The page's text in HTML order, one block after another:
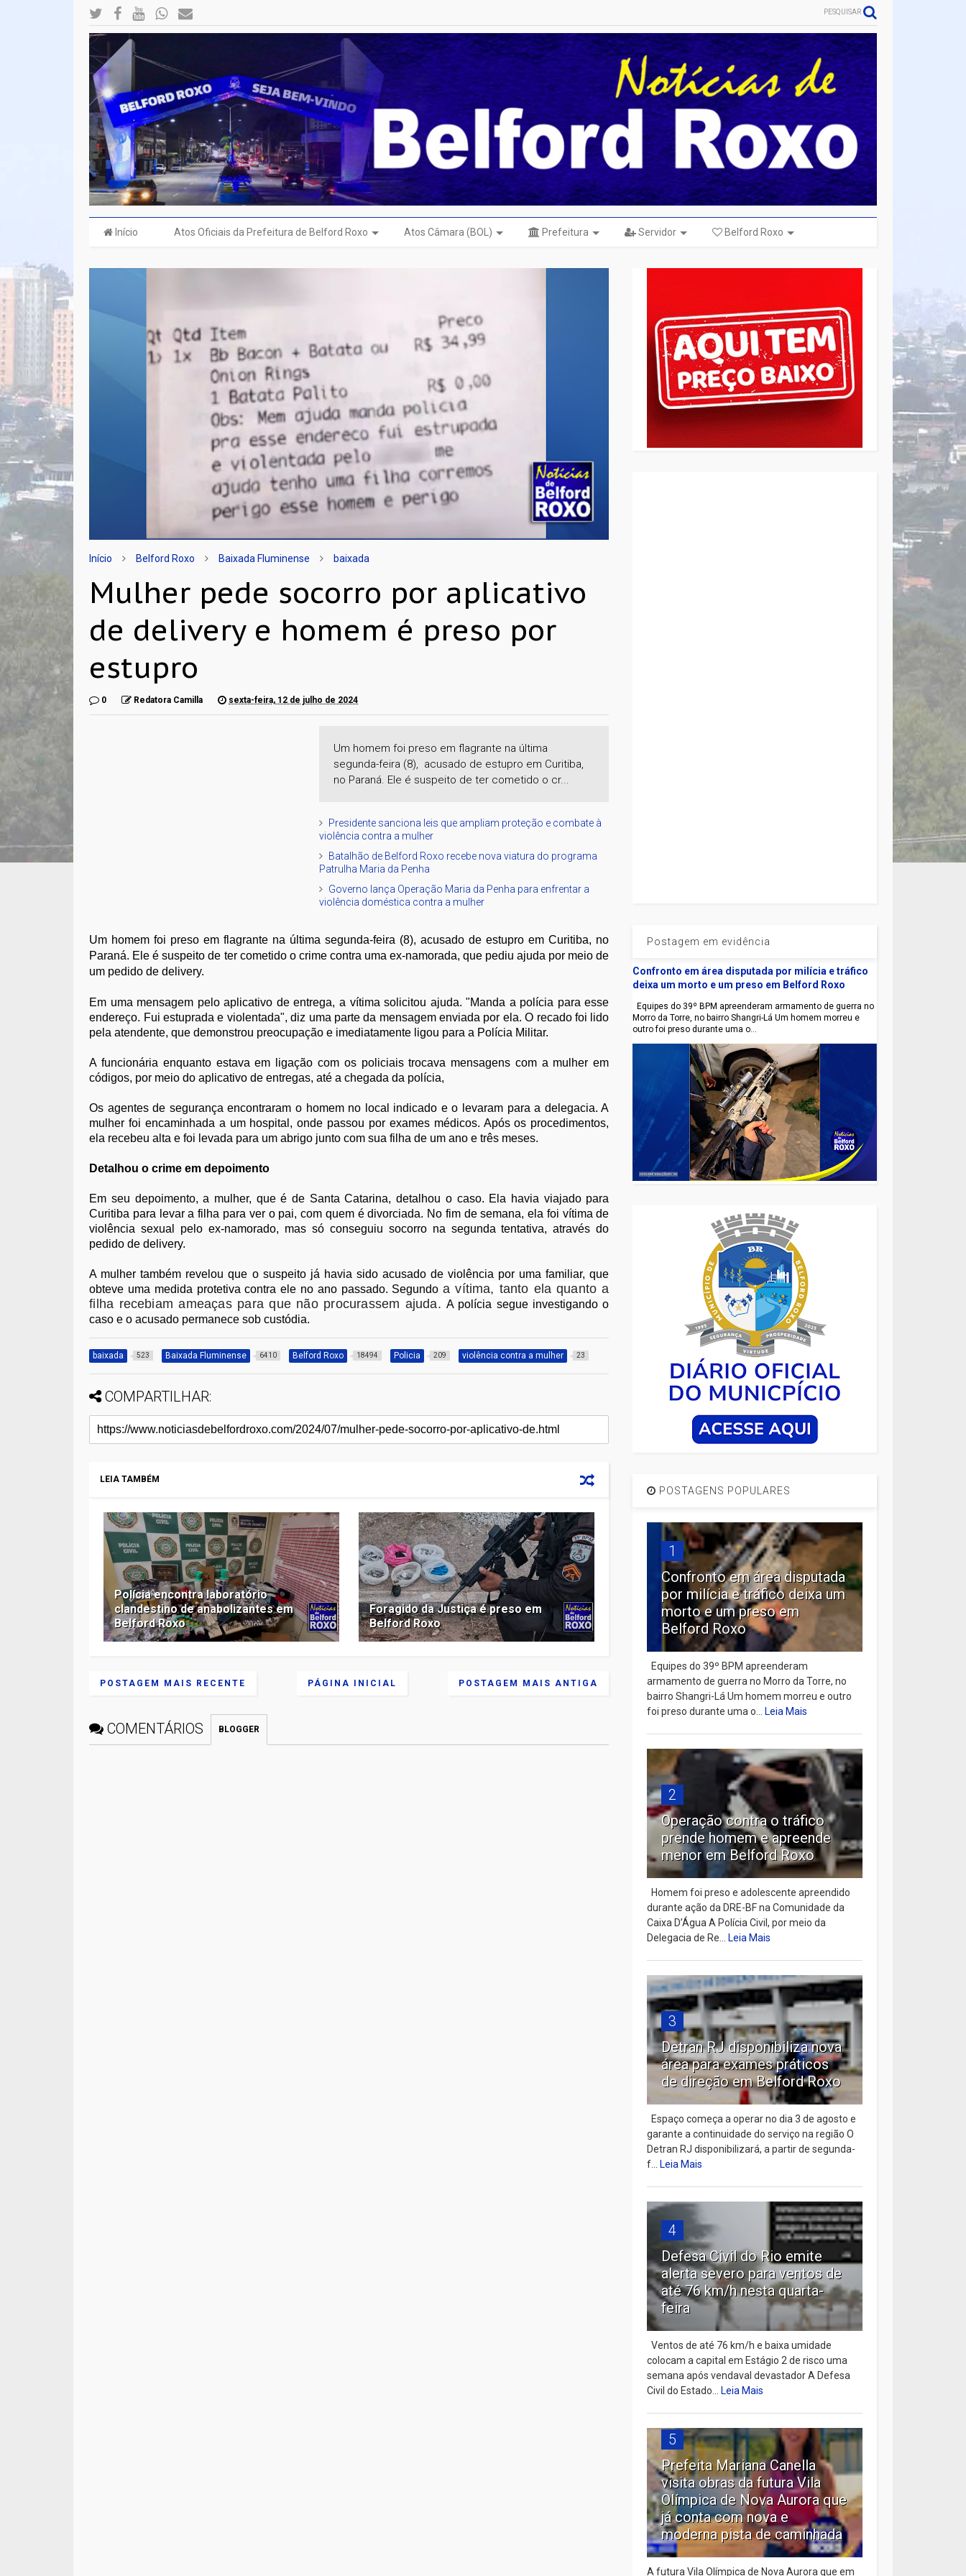
PESQUISAR
Início Atos Oficiais da Prefeitura de Belford Roxo Atos Câmara (BOL) Prefeitura Servidor Belford Roxo
Início Belford Roxo Baixada Fluminense baixada
Mulher pede socorro por aplicativo
de delivery e homem é preso por
estupro
0 Redatora Camilla sexta-feira, 12 de julho de 2024
Um homem foi preso em flagrante na última
segunda-feira (8), acusado de estupro em Curitiba,
no Paraná. Ele é suspeito de ter cometido o cr...
Presidente sanciona leis que ampliam proteção e combate à
violência contra a mulher
Batalhão de Belford Roxo recebe nova viatura do programa
Patrulha Maria da Penha
Governo lança Operação Maria da Penha para enfrentar a
violência doméstica contra a mulher
Um homem foi preso em flagrante na última segunda-feira (8),acusado de estupro em Curitiba, no
Paraná. Ele é suspeito de ter cometido o crime contra uma ex-namorada, que pediu ajuda por meio de
um pedido de delivery.
Em uma mensagem pelo aplicativo de entrega, a vítima solicitou ajuda. "Manda a polícia para esse
endereço. Fui estuprada e violentada", diz uma parte da mensagem enviada por ela. O recado foi lido
pela atendente, que demonstrou preocupação e imediatamente ligou para a Polícia Militar.
A funcionária enquanto estava em ligação com os policiais trocava mensagens com a mulher em
códigos, por meio do aplicativo de entregas, até a chegada da polícia,
Os agentes de segurança encontraram o homem no local indicado e o levaram para a delegacia. A
mulher foi encaminhada a um hospital, onde passou por exames médicos. Após os procedimentos,
ela recebeu alta e foi levada para um abrigo junto com sua filha de um ano e três meses.
Detalhou o crime em depoimento
Em seu depoimento, a mulher, que é de Santa Catarina, detalhou o caso. Ela havia viajado para
Curitiba para levar a filha para ver o pai, com quem é divorciada. No fim de semana, ela foi vítima de
violência sexual pelo ex-namorado, mas só conseguiu socorro na segunda tentativa, através do
pedido de delivery.
A mulher também revelou que o suspeito já havia sido acusado de violência por uma familiar, que
obteve uma medida protetiva contra ele no ano passado. Segundoa vítima, tanto ela quanto a
filha recebiam ameaças para que não procurassem ajuda.A polícia segue investigando o
caso e o acusado permanece sob custódia.
baixada 523 Baixada Fluminense 6410 Belford Roxo 18494 Policia 209 violência contra a mulher 23
COMPARTILHAR:
LEIA TAMBÉM
Polícia encontra laboratório
clandestino de anabolizantes em
Belford Roxo
Foragido da Justiça é preso em
Belford Roxo
POSTAGEM MAIS RECENTE POSTAGEM MAIS ANTIGA
PÁGINA INICIAL
COMENTÁRIOS BLOGGER
Postagem em evidência
Confronto em área disputada por milícia e tráfico
deixa um morto e um preso em Belford Roxo
Equipes do 39º BPM apreenderam armamento de guerra no
Morro da Torre, no bairro Shangri-Lá Um homem morreu e
outro foi preso durante uma o...
POSTAGENS POPULARES
1
Confronto em área disputada
por milícia e tráfico deixa um
morto e um preso em
Belford Roxo
Equipes do 39º BPM apreenderam
armamento de guerra no Morro da Torre, no
bairro Shangri-Lá Um homem morreu e outro
foi preso durante uma o...Leia Mais
2
Operação contra o tráfico
prende homem e apreende
menor em Belford Roxo
Homem foi preso e adolescente apreendido
durante ação da DRE-BF na Comunidade da
Caixa D’Água A Polícia Civil, por meio da
Delegacia de Re...Leia Mais
3
Detran RJ disponibiliza nova
área para exames práticos
de direção em Belford Roxo
Espaço começa a operar no dia 3 de agosto e
garante a continuidade do serviço na região O
Detran RJ disponibilizará, a partir de segunda-
f...Leia Mais
4
Defesa Civil do Rio emite
alerta severo para ventos de
até 76 km/h nesta quarta-
feira
Ventos de até 76 km/h e baixa umidade
colocam a capital em Estágio 2 de risco uma
semana após vendaval devastador A Defesa
Civil do Estado...Leia Mais
5
Prefeita Mariana Canella
visita obras da futura Vila
Olímpica de Nova Aurora que
já conta com nova e
moderna pista de caminhada
A futura Vila Olímpica de Nova Aurora que em